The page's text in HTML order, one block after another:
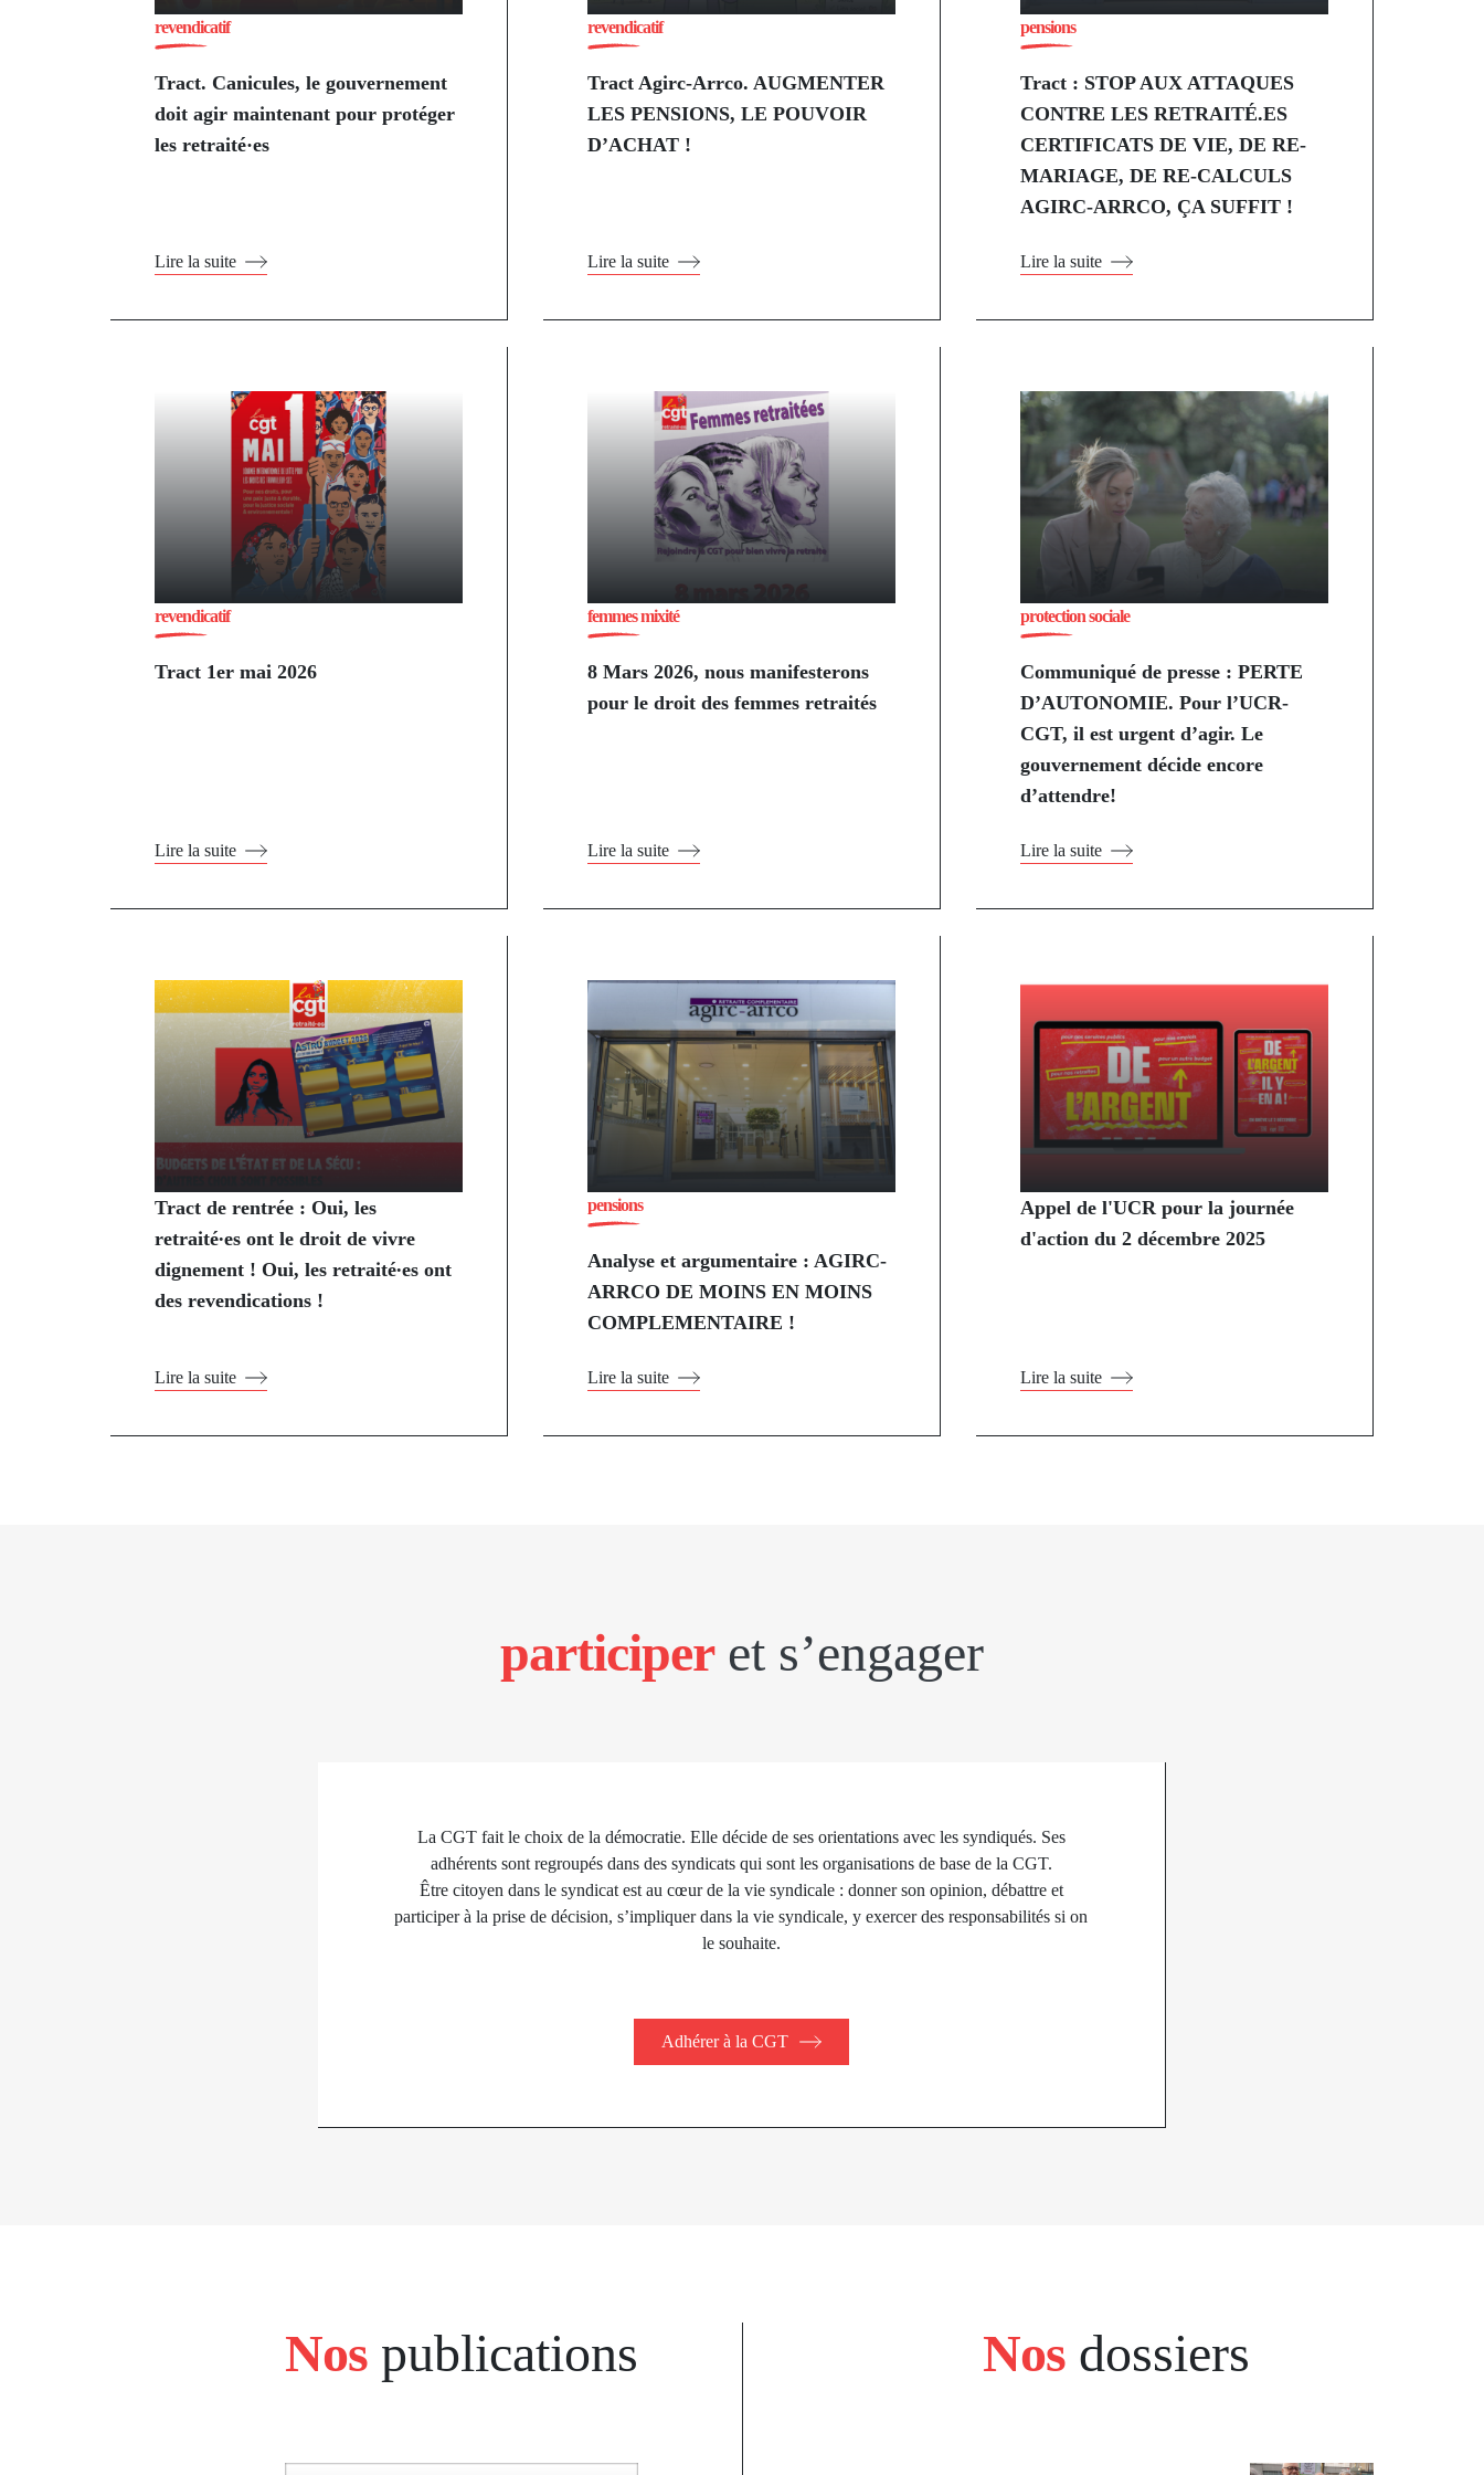
revendicatif
Tract. Canicules, le gouvernement
doit agir maintenant pour protéger
les retraité·es
Lire la suite
revendicatif
Tract Agirc-Arrco. AUGMENTER
LES PENSIONS, LE POUVOIR
D’ACHAT !
Lire la suite
pensions
Tract : STOP AUX ATTAQUES
CONTRE LES RETRAITÉ.ES
CERTIFICATS DE VIE, DE RE-
MARIAGE, DE RE-CALCULS
AGIRC-ARRCO, ÇA SUFFIT !
Lire la suite
revendicatif
Tract 1er mai 2026
Lire la suite
femmes mixité
8 Mars 2026, nous manifesterons
pour le droit des femmes retraités
Lire la suite
protection sociale
Communiqué de presse : PERTE
D’AUTONOMIE. Pour l’UCR-
CGT, il est urgent d’agir. Le
gouvernement décide encore
d’attendre!
Lire la suite
Tract de rentrée : Oui, les
retraité∙es ont le droit de vivre
dignement ! Oui, les retraité∙es ont
des revendications !
Lire la suite
pensions
Analyse et argumentaire : AGIRC-
ARRCO DE MOINS EN MOINS
COMPLEMENTAIRE !
Lire la suite
Appel de l'UCR pour la journée
d'action du 2 décembre 2025
Lire la suite
participeret s’engager
La CGT fait le choix de la démocratie. Elle décide de ses orientations avec les syndiqués. Ses
adhérents sont regroupés dans des syndicats qui sont les organisations de base de la CGT.
Être citoyen dans le syndicat est au cœur de la vie syndicale : donner son opinion, débattre et
participer à la prise de décision, s’impliquer dans la vie syndicale, y exercer des responsabilités si on
le souhaite.
Adhérer à la CGT
block
Nos publications Nosdossiers